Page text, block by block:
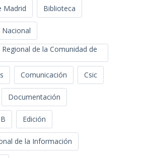
Madrid Biblioteca
de la Comunidad de
Comunicación Csic
Documentación
Edición
de la Información